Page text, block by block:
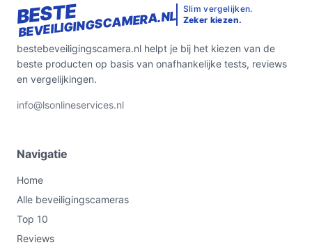
BESTE
BEVEILIGINGSCAMERA.NL Slim vergelijken.
Zeker kiezen.
bestebeveiligingscamera.nl helpt je bij het kiezen van de
beste producten op basis van onafhankelijke tests, reviews
en vergelijkingen.
info@lsonlineservices.nl
Navigatie
Home
Alle beveiligingscameras
Top 10
Reviews